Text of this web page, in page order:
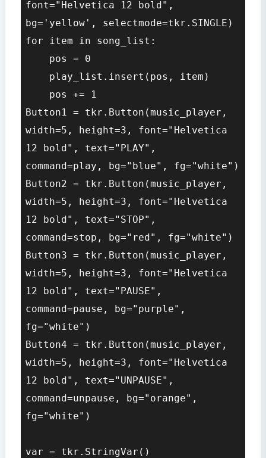
font="Helvetica 12 bold",
bg='yellow', selectmode=tkr.SINGLE)
for item in song_list:
Button1 = tkr.Button(music_player,
width=5, height=3, font="Helvetica
12 bold", text="PLAY",
command=play, bg="blue", fg="white")
Button2 = tkr.Button(music_player,
width=5, height=3, font="Helvetica
12 bold", text="STOP",
command=stop, bg="red", fg="white")
Button3 = tkr.Button(music_player,
width=5, height=3, font="Helvetica
12 bold", text="PAUSE",
command=pause, bg="purple",
fg="white")
Button4 = tkr.Button(music_player,
width=5, height=3, font="Helvetica
12 bold", text="UNPAUSE",
command=unpause, bg="orange",
fg="white")
var = tkr.StringVar()